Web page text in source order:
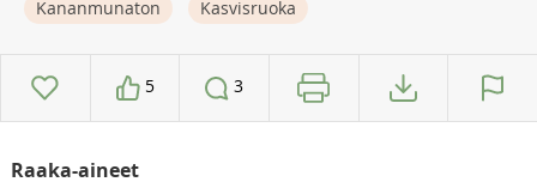
Kananmunaton
Kasvisruoka
5 3
Raaka-aineet